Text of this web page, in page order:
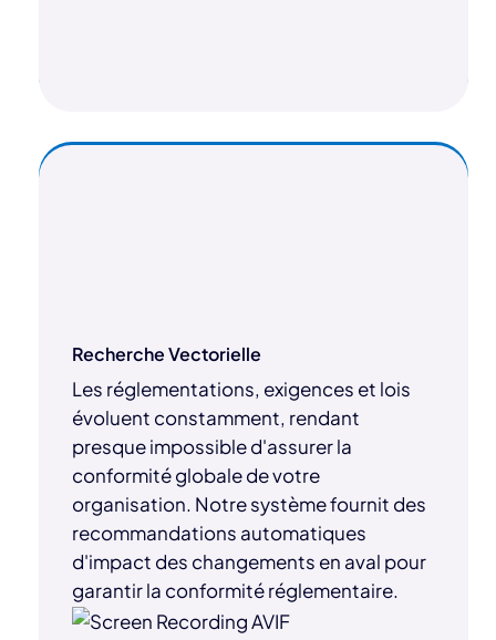
Recherche Vectorielle
Les réglementations, exigences et lois
évoluent constamment, rendant
presque impossible d'assurer la
conformité globale de votre
organisation. Notre système fournit des
recommandations automatiques
d'impact des changements en aval pour
garantir la conformité réglementaire.